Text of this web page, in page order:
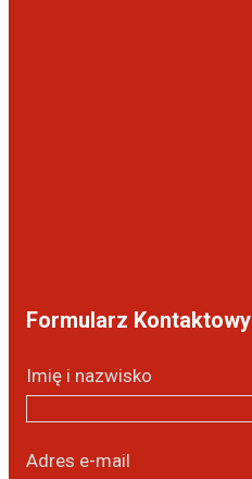
Formularz Kontaktowy
Imię i nazwisko
Adres e-mail